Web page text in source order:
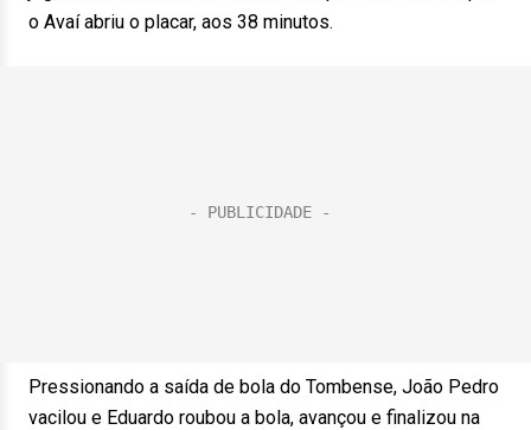
o Avaí abriu o placar, aos 38 minutos.
Pressionando a saída de bola do Tombense, João Pedro
vacilou e Eduardo roubou a bola, avançou e finalizou na